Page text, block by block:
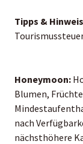
Tipps &
Honeymoon:
Blumen,
nach
nächsthöhere